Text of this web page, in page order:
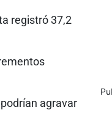
registró 37,2
agravar